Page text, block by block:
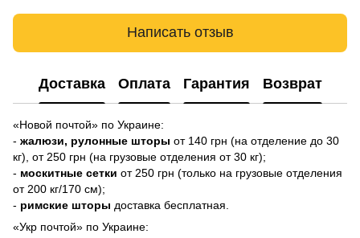
Написать отзыв
Доставка Оплата Гарантия Возврат
«Новой почтой» по Украине:
- жалюзи, рулонные шторы от 140 грн (на отделение до 30
кг), от 250 грн (на грузовые отделения от 30 кг);
- москитные сетки от 250 грн (только на грузовые отделения
от 200 кг/170 см);
- римские шторы доставка бесплатная.
«Укр почтой» по Украине: